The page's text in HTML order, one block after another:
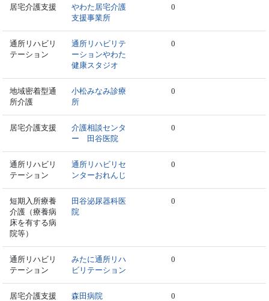
居宅介護支援
やわた居宅介護
支援事業所
0
通所リハビリ
テーション
通所リハビリテ
ーションやわた
健康スタジオ
0
地域密着型通
所介護
小松みなみ診療
所
0
居宅介護支援
介護相談センタ
ー 田谷医院
0
通所リハビリ
テーション
通所リハビリセ
ンターおれんじ
0
短期入所療養
介護（療養病
床を有する病
院等）
田谷泌尿器科医
院
0
通所リハビリ
テーション
みたに通所リハ
ビリテーション
0
居宅介護支援 森田病院 0